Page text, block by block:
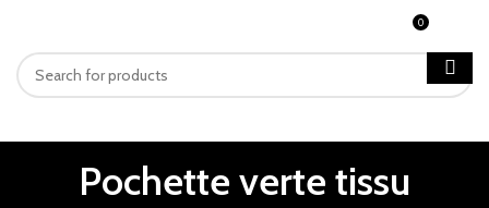
0
Pochette verte tissu